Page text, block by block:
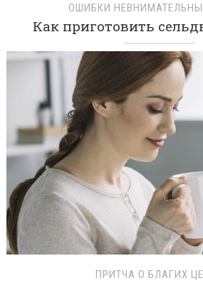
ОШИБКИ
Как приготовить
ПРИТЧА О БЛАГИХ